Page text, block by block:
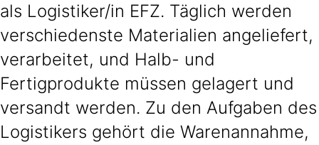
als Logistiker/in EFZ. Täglich werden
verschiedenste Materialien angeliefert,
verarbeitet, und Halb- und
Fertigprodukte müssen gelagert und
versandt werden. Zu den Aufgaben des
Logistikers gehört die Warenannahme,